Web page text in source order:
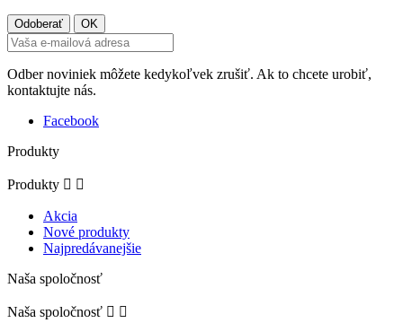
Odber noviniek môžete kedykoľvek zrušiť. Ak to chcete urobiť,
kontaktujte nás.
Facebook
Produkty
Produkty  
Akcia
Nové produkty
Najpredávanejšie
Naša spoločnosť
Naša spoločnosť  